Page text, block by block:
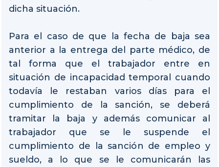
dicha situación.
Para el caso de que la fecha de baja sea
anterior a la entrega del parte médico, de
tal forma que el trabajador entre en
situación de incapacidad temporal cuando
todavía le restaban varios días para el
cumplimiento de la sanción, se deberá
tramitar la baja y además comunicar al
trabajador que se le suspende el
cumplimiento de la sanción de empleo y
sueldo, a lo que se le comunicarán las